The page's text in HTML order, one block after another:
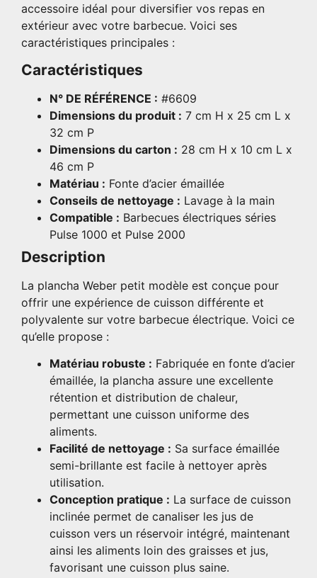
accessoire idéal pour diversifier vos repas en
extérieur avec votre barbecue. Voici ses
caractéristiques principales :
Caractéristiques
N° DE RÉFÉRENCE : #6609
Dimensions du produit : 7 cm H x 25 cm L x
32 cm P
Dimensions du carton : 28 cm H x 10 cm L x
46 cm P
Matériau : Fonte d’acier émaillée
Conseils de nettoyage : Lavage à la main
Compatible : Barbecues électriques séries
Pulse 1000 et Pulse 2000
Description
La plancha Weber petit modèle est conçue pour
offrir une expérience de cuisson différente et
polyvalente sur votre barbecue électrique. Voici ce
qu’elle propose :
Matériau robuste : Fabriquée en fonte d’acier
émaillée, la plancha assure une excellente
rétention et distribution de chaleur,
permettant une cuisson uniforme des
aliments.
Facilité de nettoyage : Sa surface émaillée
semi-brillante est facile à nettoyer après
utilisation.
Conception pratique : La surface de cuisson
inclinée permet de canaliser les jus de
cuisson vers un réservoir intégré, maintenant
ainsi les aliments loin des graisses et jus,
favorisant une cuisson plus saine.